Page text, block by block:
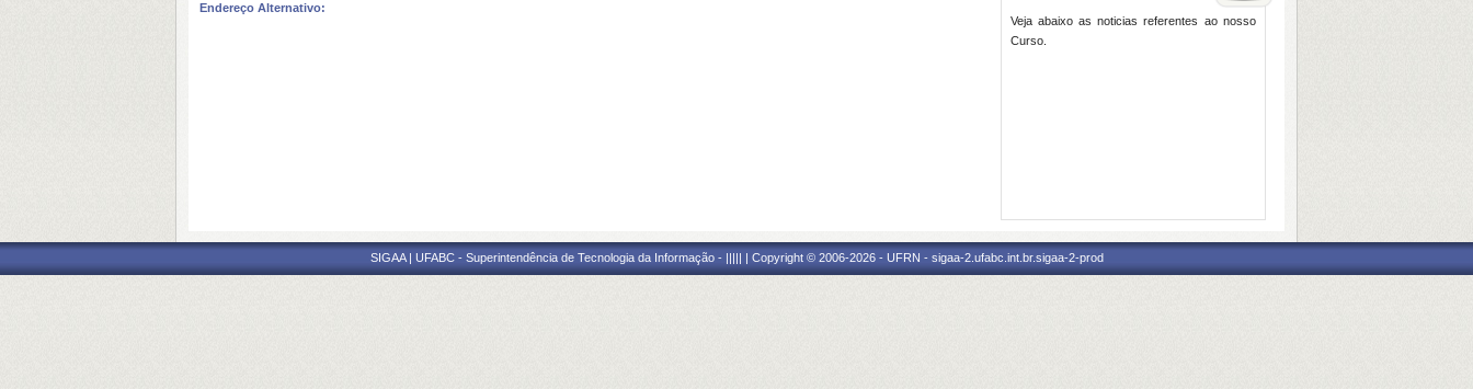
Endereço Alternativo:
Veja abaixo as noticias referentes ao nosso
Curso.
SIGAA | UFABC - Superintendência de Tecnologia da Informação - ||||| | Copyright © 2006-2026 - UFRN - sigaa-2.ufabc.int.br.sigaa-2-prod